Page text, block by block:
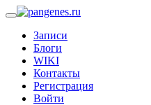
Записи
Блоги
WIKI
Контакты
Регистрация
Войти